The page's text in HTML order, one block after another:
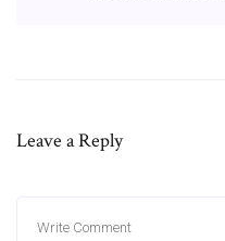
Leave a Reply